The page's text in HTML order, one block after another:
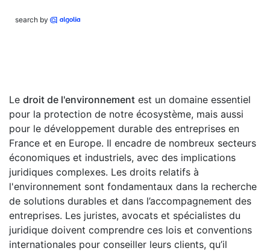
search by
Le droit de l'environnement est un domaine essentiel
pour la protection de notre écosystème, mais aussi
pour le développement durable des entreprises en
France et en Europe. Il encadre de nombreux secteurs
économiques et industriels, avec des implications
juridiques complexes. Les droits relatifs à
l'environnement sont fondamentaux dans la recherche
de solutions durables et dans l’accompagnement des
entreprises. Les juristes, avocats et spécialistes du
juridique doivent comprendre ces lois et conventions
internationales pour conseiller leurs clients, qu’il